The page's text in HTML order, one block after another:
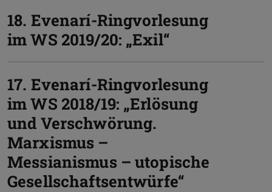
18. Evenarí-Ringvorlesung
im WS 2019/20: „Exil“
17. Evenarí-Ringvorlesung
im WS 2018/19: „Erlösung
und Verschwörung.
Marxismus –
Messianismus – utopische
Gesellschaftsentwürfe“